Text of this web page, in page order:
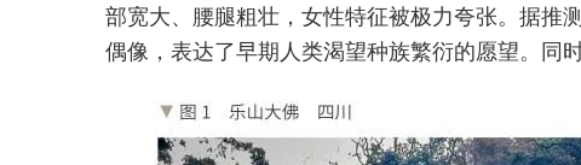
部宽大、腰腿粗壮，女性特征被极力夸张。据推
偶像，表达了早期人类渴望种族繁衍的愿望。同